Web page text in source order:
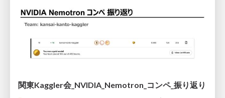
関東Kaggler会_NVIDIA_Nemotron_コンペ_振り返り